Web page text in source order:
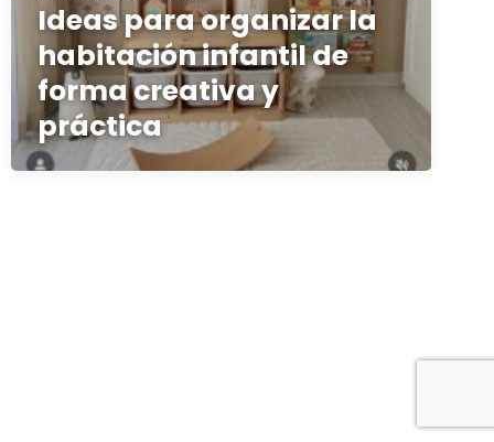
Ideas para organizar la
habitación infantil de
forma creativa y
práctica